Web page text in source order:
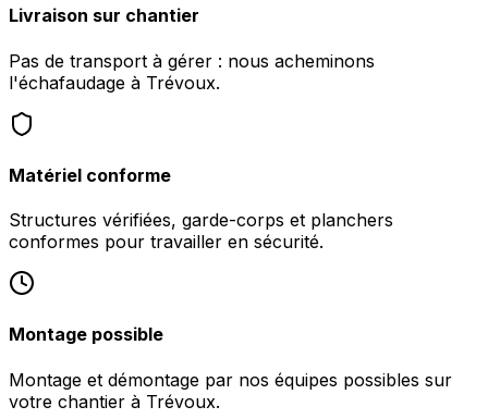
Livraison sur chantier
Pas de transport à gérer : nous acheminons
l'échafaudage à Trévoux.
Matériel conforme
Structures vérifiées, garde-corps et planchers
conformes pour travailler en sécurité.
Montage possible
Montage et démontage par nos équipes possibles sur
votre chantier à Trévoux.